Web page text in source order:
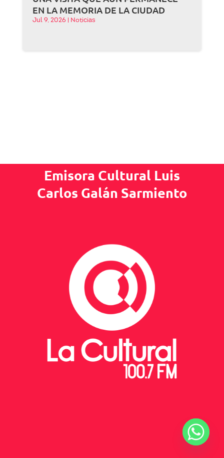
EN LA MEMORIA DE LA CIUDAD
Jul 9, 2026 Noticias
Emisora Cultural Luis
Carlos Galán Sarmiento